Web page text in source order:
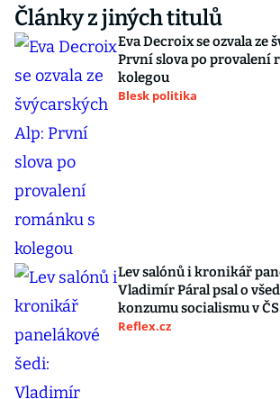
Články z jiných titulů
Eva Decroix se ozvala ze
První slova po provalení
kolegou
Blesk politika
Lev salónů i kronikář
Vladimír Páral psal o
konzumu socialismu v
Reflex.cz